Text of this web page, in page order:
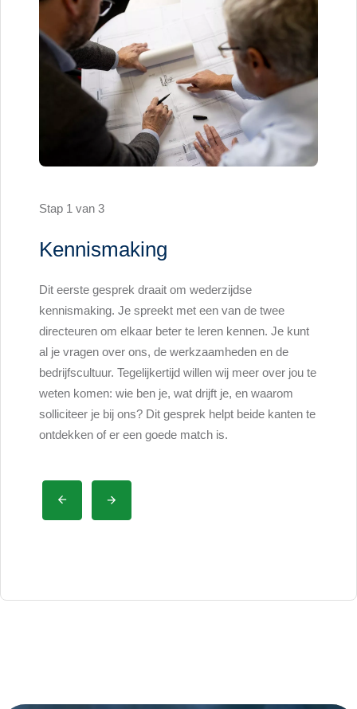
Stap 1 van 3
Kennismaking
Dit eerste gesprek draait om wederzijdse
kennismaking. Je spreekt met een van de twee
directeuren om elkaar beter te leren kennen. Je kunt
al je vragen over ons, de werkzaamheden en de
bedrijfscultuur. Tegelijkertijd willen wij meer over jou te
weten komen: wie ben je, wat drijft je, en waarom
solliciteer je bij ons? Dit gesprek helpt beide kanten te
ontdekken of er een goede match is.